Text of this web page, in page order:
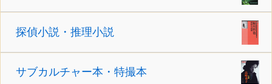
探偵小説・推理小説
サブカルチャー本・特撮本